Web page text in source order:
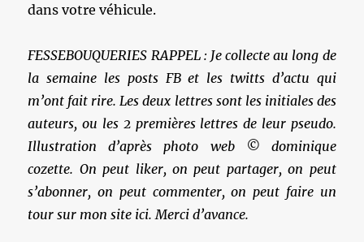
dans votre véhicule.
FESSEBOUQUERIES RAPPEL : Je collecte au long de
la semaine les posts FB et les twitts d’actu qui
m’ont fait rire. Les deux lettres sont les initiales des
auteurs, ou les 2 premières lettres de leur pseudo.
Illustration d’après photo web © dominique
cozette. On peut liker, on peut partager, on peut
s’abonner, on peut commenter, on peut faire un
tour sur mon site ici. Merci d’avance.